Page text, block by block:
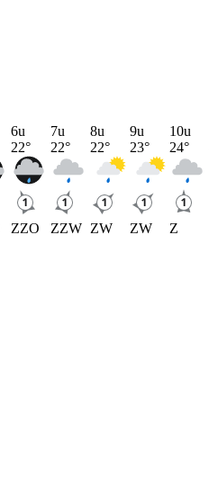
6u
22°
ZZO
7u
22°
ZZW
8u
22°
ZW
9u
23°
ZW
10u
24°
Z